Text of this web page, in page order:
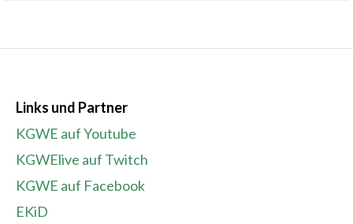
Links und Partner
KGWE auf Youtube
KGWElive auf Twitch
KGWE auf Facebook
EKiD